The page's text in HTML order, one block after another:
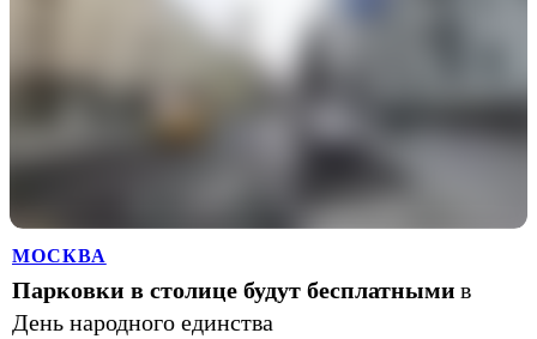
МОСКВА
Парковки в столице будут бесплатными в
День народного единства